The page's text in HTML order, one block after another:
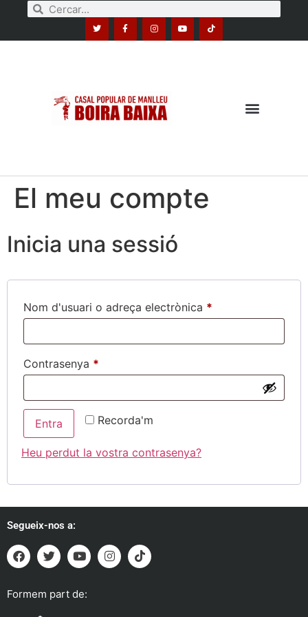
El meu compte
Inicia una sessió
Nom d'usuari o adreça electrònica *
Contrasenya *
Recorda'm
Entra
Heu perdut la vostra contrasenya?
Segueix-nos a:
Formem part de: